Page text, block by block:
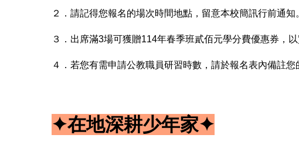
２．請記得您報名的場次時間地點，留意本校簡訊行前通知
３．出席滿3場可獲贈114年春季班貳佰元學分費優惠券，以
４．若您有需申請公教職員研習時數，請於報名表內備註您
✦在地深耕少年家✦